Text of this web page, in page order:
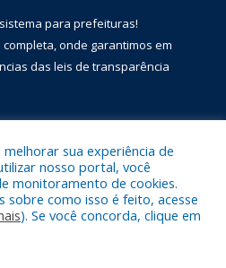
sistema para prefeituras!
completa, onde garantimos em
das leis de transparência
a Prefeitura Municipal de Óbidos.
Administrativa
sua experiência de
nosso portal, você
monitoramento de cookies.
sobre como isso é feito, acesse
). Se você concorda, clique em